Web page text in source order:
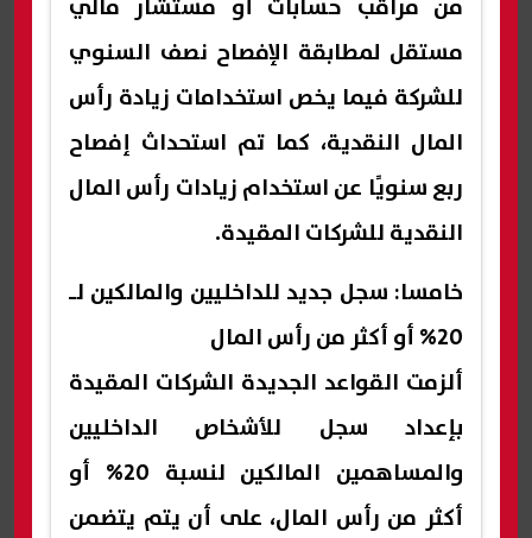
من مراقب حسابات أو مستشار مالي
مستقل لمطابقة الإفصاح نصف السنوي
للشركة فيما يخص استخدامات زيادة رأس
المال النقدية، كما تم استحداث إفصاح
ربع سنويًا عن استخدام زيادات رأس المال
النقدية للشركات المقيدة.
خامسا: سجل جديد للداخليين والمالكين لـ
20% أو أكثر من رأس المال
ألزمت القواعد الجديدة الشركات المقيدة
بإعداد سجل للأشخاص الداخليين
والمساهمين المالكين لنسبة 20% أو
أكثر من رأس المال، على أن يتم يتضمن